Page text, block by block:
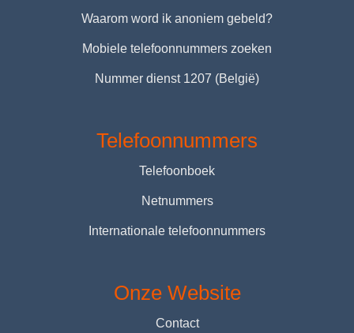
Waarom word ik anoniem gebeld?
Mobiele telefoonnummers zoeken
Nummer dienst 1207 (België)
Telefoonnummers
Telefoonboek
Netnummers
Internationale telefoonnummers
Onze Website
Contact